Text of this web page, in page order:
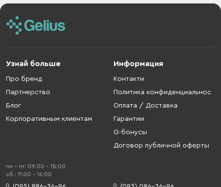
Узнай больше
Про бренд
Партнерство
Блог
Корпоративным клиентам
Информация
Контакти
Политика конфиденциальнос
Оплата / Доставка
Гарантии
G-бонусы
Договор публичной оферты
пн - пт: 09:00 - 18:00
cб : 11:00 - 16:00